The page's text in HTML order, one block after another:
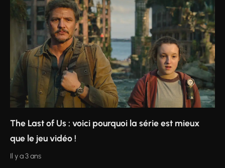
The Last of Us : voici pourquoi la série est mieux
que le jeu vidéo !
Il y a 3 ans